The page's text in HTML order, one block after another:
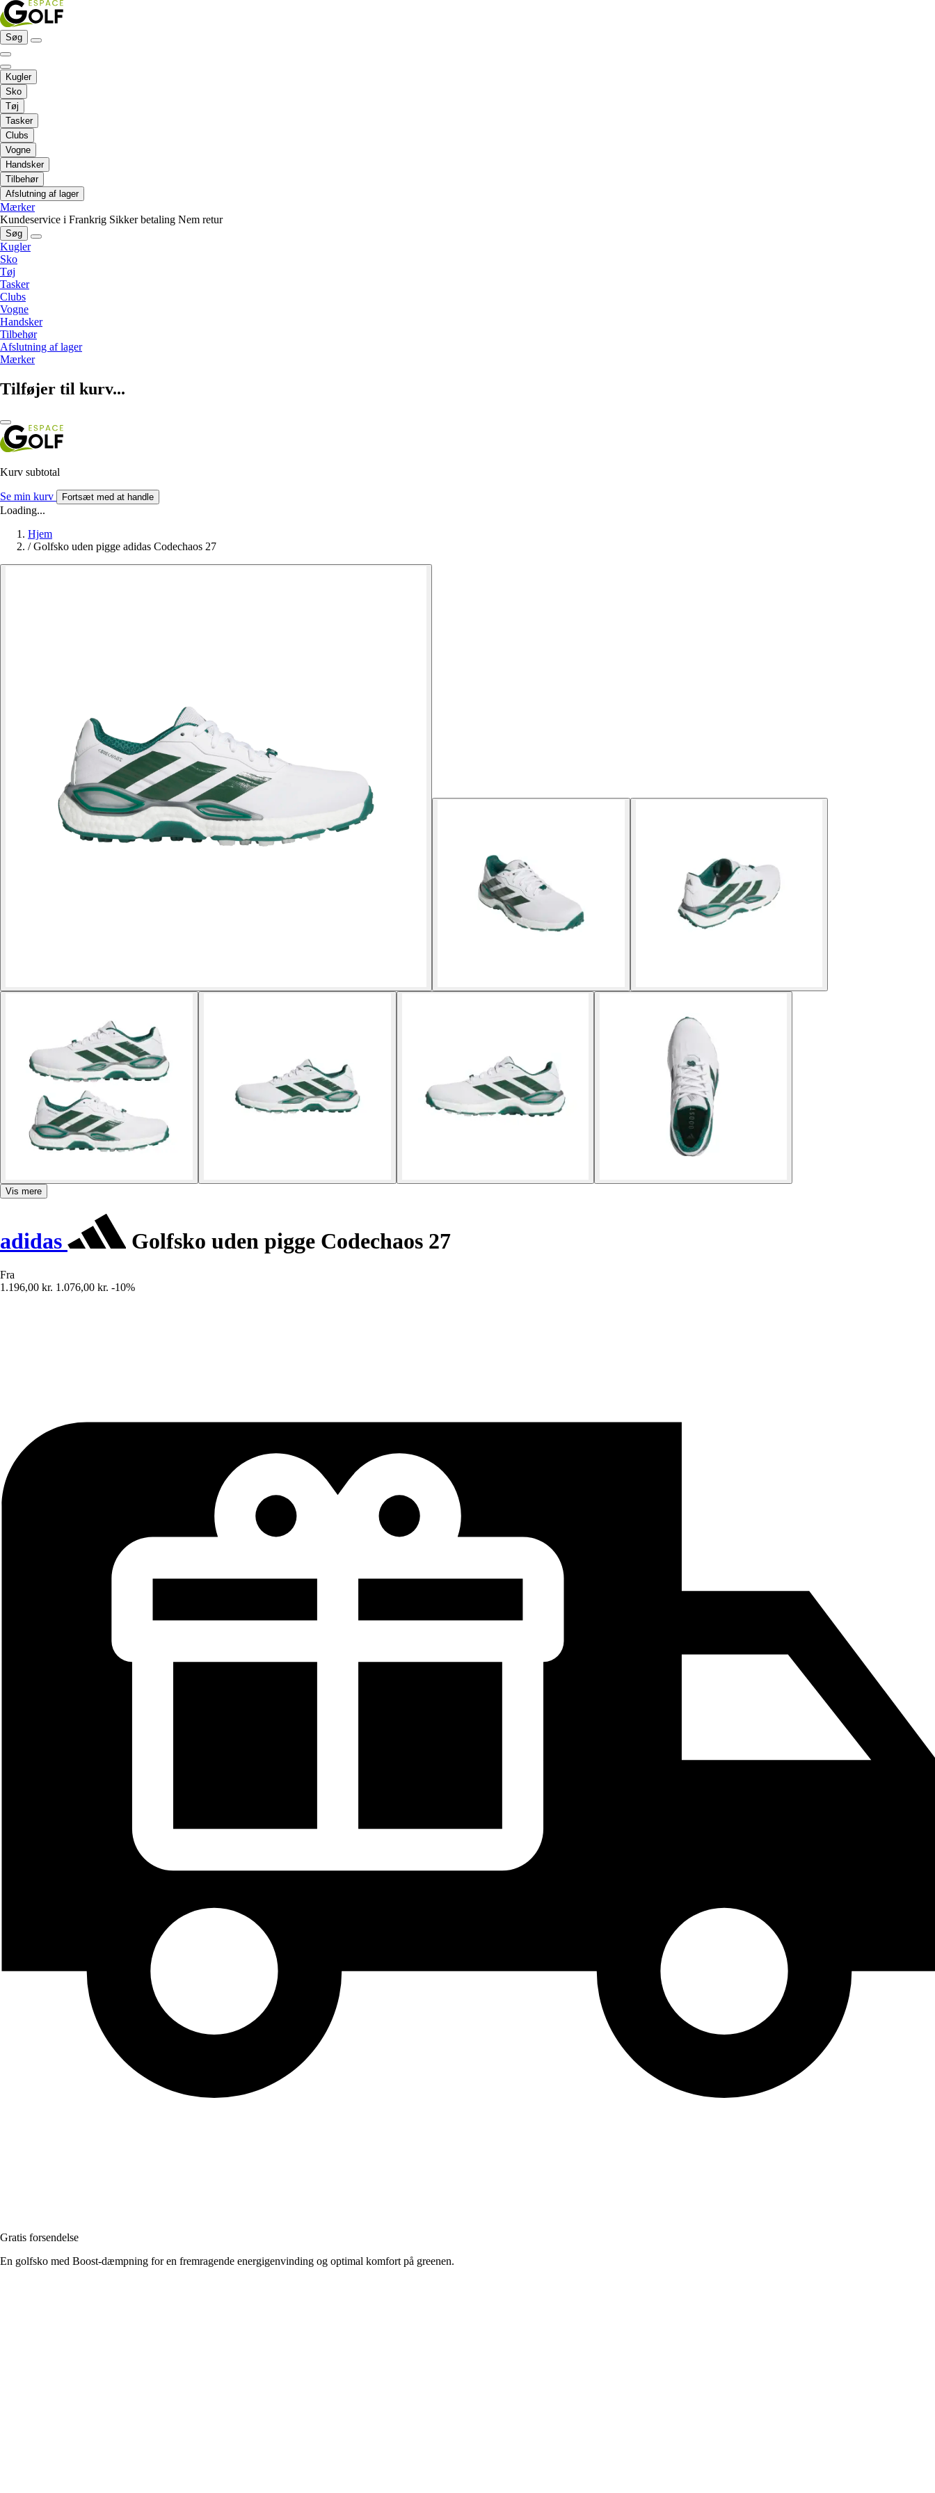
Søg
Kugler
Sko
Tøj
Tasker
Clubs
Vogne
Handsker
Tilbehør
Afslutning af lager
Mærker
Kundeservice i Frankrig Sikker betaling Nem retur
Søg
Kugler
Sko
Tøj
Tasker
Clubs
Vogne
Handsker
Tilbehør
Afslutning af lager
Mærker
Tilføjer til kurv...
Kurv subtotal
Se min kurv Fortsæt med at handle
Loading...
Hjem
/ Golfsko uden pigge adidas Codechaos 27
Vis mere
adidas Golfsko uden pigge Codechaos 27
Fra
1.196,00 kr. 1.076,00 kr. -10%
Gratis forsendelse
En golfsko med Boost-dæmpning for en fremragende energigenvinding og optimal komfort på greenen.